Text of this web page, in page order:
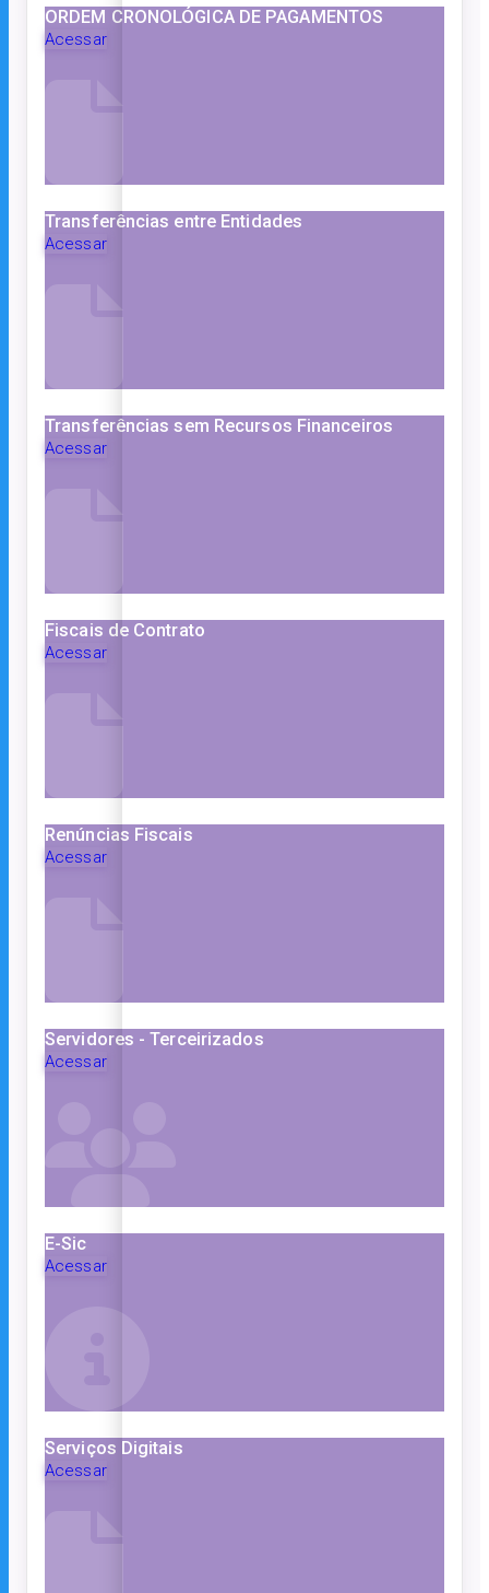
ORDEM CRONOLÓGICA DE PAGAMENTOS
Acessar
Transferências entre Entidades
Acessar
Transferências sem Recursos Financeiros
Acessar
Fiscais de Contrato
Acessar
Renúncias Fiscais
Acessar
Servidores - Terceirizados
Acessar
E-Sic
Acessar
Serviços Digitais
Acessar